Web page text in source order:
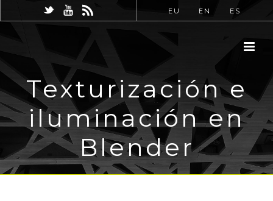
EU EN ES
Texturización e
iluminación en
Blender